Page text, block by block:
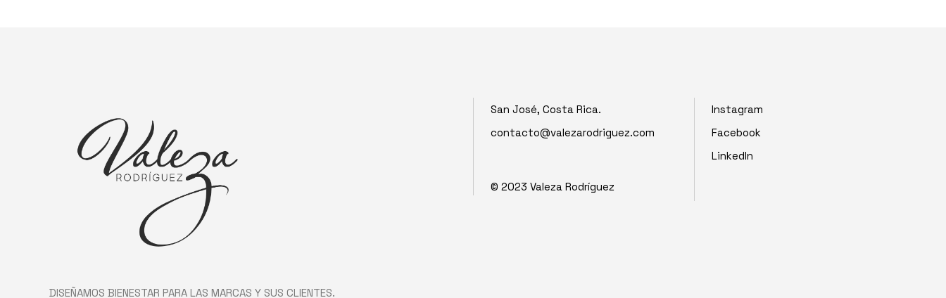
DISEÑAMOS BIENESTAR PARA LAS MARCAS Y SUS CLIENTES.
San José, Costa Rica.
contacto@valezarodriguez.com
© 2023 Valeza Rodríguez
Instagram
Facebook
LinkedIn